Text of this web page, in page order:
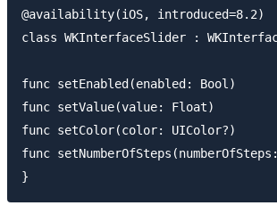
@availability(iOS, introduced=8.2)
class WKInterfaceSlider :
func setEnabled(enabled: Bool)
func setValue(value: Float)
func setColor(color: UIColor?)
func